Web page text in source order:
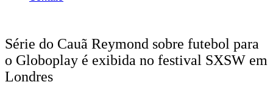
Série do Cauã Reymond sobre futebol para
o Globoplay é exibida no festival SXSW em
Londres